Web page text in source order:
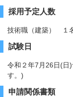
採用予定人数
技術職（建築） １
試験日
令和２年7月26日(
す。)
申請関係書類